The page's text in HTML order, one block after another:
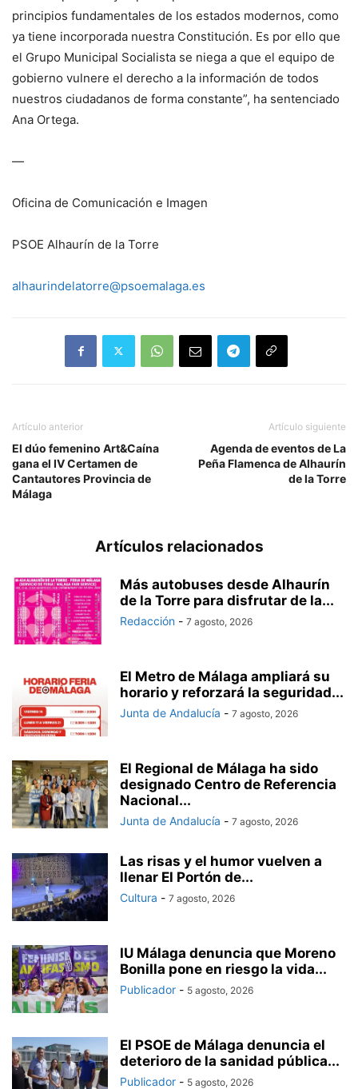
principios fundamentales de los estados modernos, como
ya tiene incorporada nuestra Constitución. Es por ello que
el Grupo Municipal Socialista se niega a que el equipo de
gobierno vulnere el derecho a la información de todos
nuestros ciudadanos de forma constante”, ha sentenciado
Ana Ortega.
—
Oficina de Comunicación e Imagen
PSOE Alhaurín de la Torre
alhaurindelatorre@psoemalaga.es
Artículo anterior
El dúo femenino Art&Caína
gana el IV Certamen de
Cantautores Provincia de
Málaga
Artículo siguiente
Agenda de eventos de La
Peña Flamenca de Alhaurín
de la Torre
Artículos relacionados
Más autobuses desde Alhaurín
de la Torre para disfrutar de la...
Redacción - 7 agosto, 2026
El Metro de Málaga ampliará su
horario y reforzará la seguridad...
Junta de Andalucía - 7 agosto, 2026
El Regional de Málaga ha sido
designado Centro de Referencia
Nacional...
Junta de Andalucía - 7 agosto, 2026
Las risas y el humor vuelven a
llenar El Portón de...
Cultura - 7 agosto, 2026
IU Málaga denuncia que Moreno
Bonilla pone en riesgo la vida...
Publicador - 5 agosto, 2026
El PSOE de Málaga denuncia el
deterioro de la sanidad pública...
Publicador - 5 agosto, 2026